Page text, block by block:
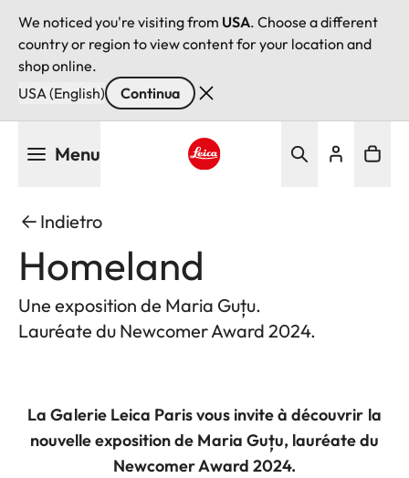
We noticed you're visiting from USA. Choose a different
country or region to view content for your location and
shop online.
USA (English)
Continua
Menu
Indietro
Homeland
Une exposition de Maria Guțu.
Lauréate du Newcomer Award 2024.
La Galerie Leica Paris vous invite à découvrir la
nouvelle exposition de Maria Guțu, lauréate du
Newcomer Award 2024.